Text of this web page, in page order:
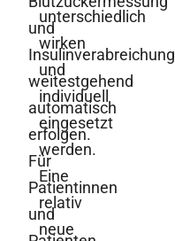
und
Insulinverabreichung
weitestgehend
automatisch
erfolgen.
Für
Patientinnen
und
unterschiedlich
wirken
und
individuell
eingesetzt
werden.
Eine
relativ
neue